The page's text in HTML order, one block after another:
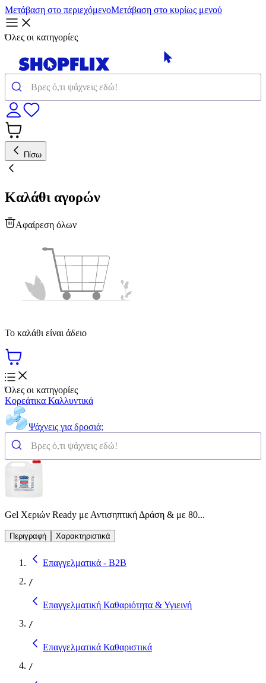
Μετάβαση στο περιεχόμενοΜετάβαση στο κυρίως μενού
Όλες οι κατηγορίες
Πίσω
Καλάθι αγορών
Αφαίρεση όλων
Το καλάθι είναι άδειο
Όλες οι κατηγορίες
Κορεάτικα Καλλυντικά
Ψάχνεις για δροσιά;
Gel Χεριών Ready με Αντισηπτική Δράση & με 80...
Περιγραφή Χαρακτηριστικά
Επαγγελματικά - B2B
/
Επαγγελματική Καθαριότητα & Υγιεινή
/
Επαγγελματικά Καθαριστικά
/